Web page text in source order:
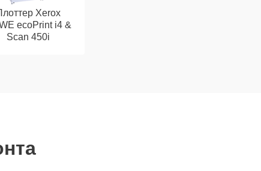
Xerox
ecoPrint i4 &
Scan 450i